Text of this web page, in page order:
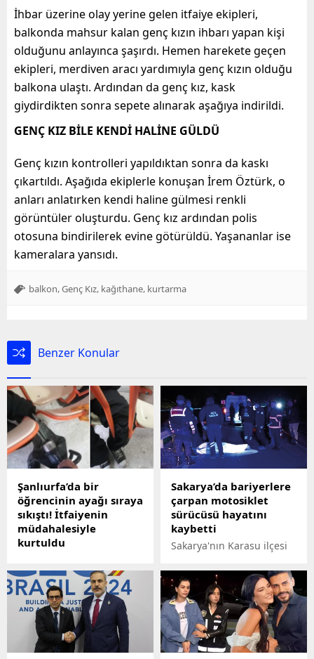
İhbar üzerine olay yerine gelen itfaiye ekipleri,
balkonda mahsur kalan genç kızın ihbarı yapan kişi
olduğunu anlayınca şaşırdı. Hemen harekete geçen
ekipleri, merdiven aracı yardımıyla genç kızın olduğu
balkona ulaştı. Ardından da genç kız, kask
giydirdikten sonra sepete alınarak aşağıya indirildi.
GENÇ KIZ BİLE KENDİ HALİNE GÜLDÜ
Genç kızın kontrolleri yapıldıktan sonra da kaskı
çıkartıldı. Aşağıda ekiplerle konuşan İrem Öztürk, o
anları anlatırken kendi haline gülmesi renkli
görüntüler oluşturdu. Genç kız ardından polis
otosuna bindirilerek evine götürüldü. Yaşananlar ise
kameralara yansıdı.
balkon,Genç Kız, kağıthane, kurtarma
Benzer Konular
Şanlıurfa’da bir
öğrencinin ayağı sıraya
sıkıştı! İtfaiyenin
müdahalesiyle
kurtuldu
hayrete düşüren bir olay
yaşandı. Bir öğrenci
bacağı oturduğu sıraya
sıkıştı. Uzun uğraşlar
sonucu kurtulamayınca
itfaiyeye haber verildi.
Sakarya’da bariyerlere
çarpan motosiklet
sürücüsü hayatını
kaybetti
Sakarya'nın Karasu ilçesi
sürücüsünün
kontrolünden çıkarak
bariyer ve aydınlatma
direğine çarpan
motosiklet, yaklaşık 200
metre sürüklendi. 22